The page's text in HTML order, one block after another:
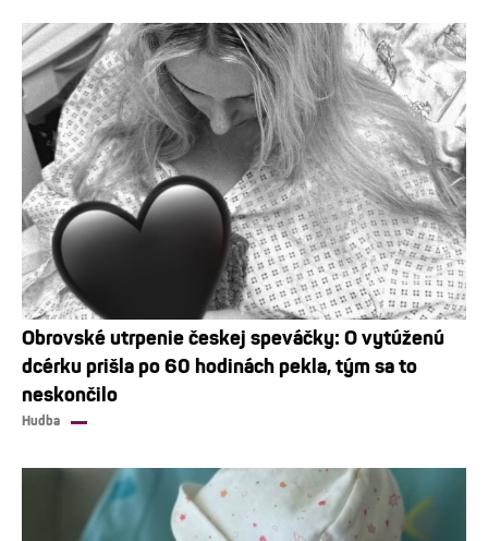
Obrovské utrpenie českej speváčky: O vytúženú
dcérku prišla po 60 hodinách pekla, tým sa to
neskončilo
Hudba